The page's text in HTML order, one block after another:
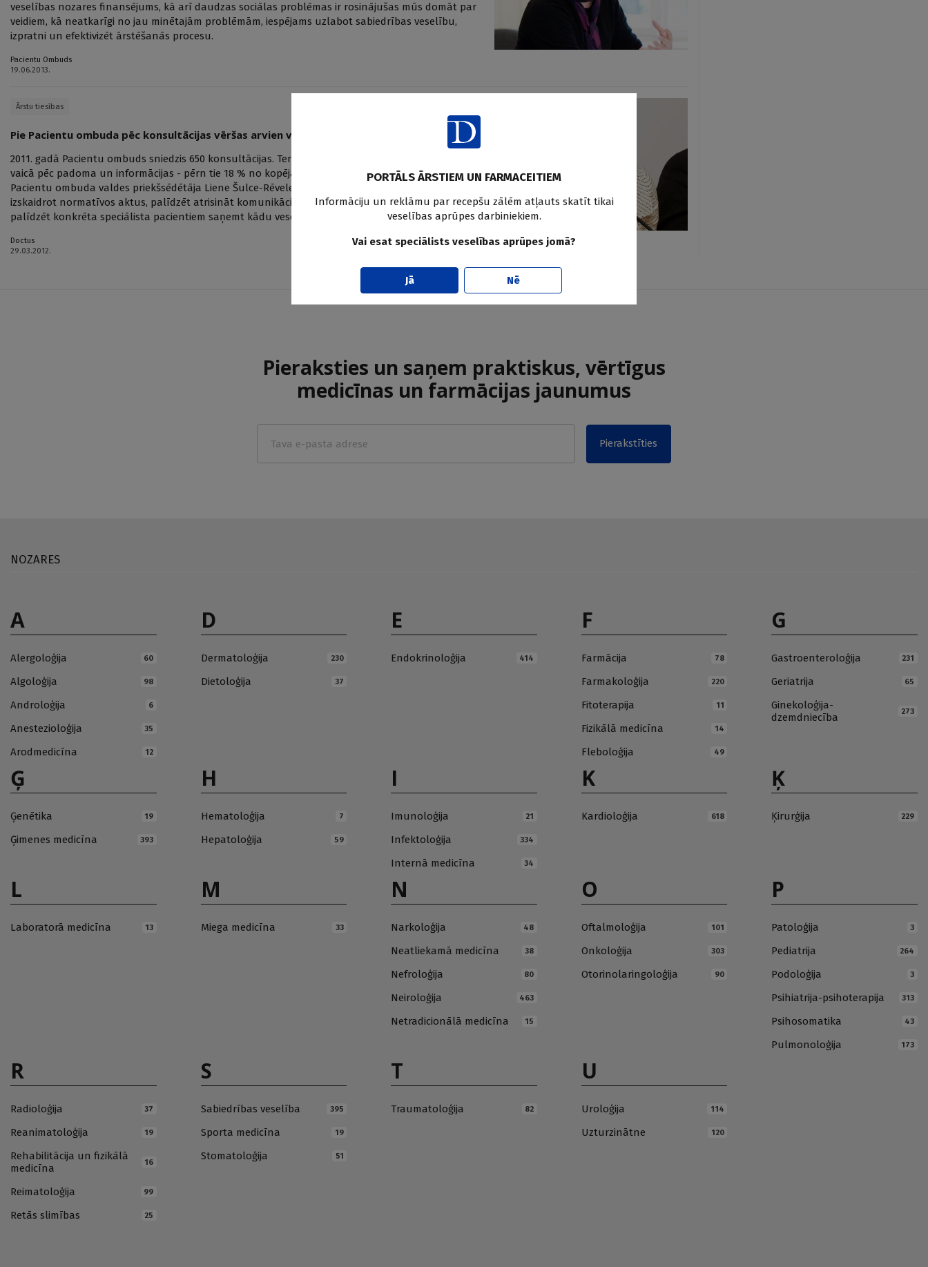
veselības nozares finansējums, kā arī daudzas sociālas problēmas ir rosinājušas mūs domāt par
veidiem, kā neatkarīgi no jau minētajām problēmām, iespējams uzlabot sabiedrības veselību,
izpratni un efektivizēt ārstēšanās procesu.
Pacientu Ombuds
19.06.2013.
Ārstu tiesības
Pie Pacientu ombuda pēc konsultācijas vēršas arvien vairāk mediķu
2011. gadā Pacientu ombuds sniedzis 650 konsultācijas. Tendence rāda, ka arvien vairāk mediķu
vaicā pēc padoma un informācijas - pērn tie 18 % no kopējā konsultāciju saņēmēju skaita.
Pacientu ombuda valdes priekšsēdētāja Liene Šulce-Rēvele stāsta, ka mediķi pārsvarā lūdz
izskaidrot normatīvos aktus, palīdzēt atrisināt komunikācijas problēmas ar pacientu, vai arī
palīdzēt konkrēta speciālista pacientiem saņemt kādu veselības aprūpes pakalpojumu.
Doctus
29.03.2012.
Pieraksties un saņem praktiskus, vērtīgus
medicīnas un farmācijas jaunumus
Pierakstīties
NOZARES
A
Alergoloģija 60
Algoloģija 98
Androloģija 6
Anestezioloģija 35
Arodmedicīna 12
D
Dermatoloģija 230
Dietoloģija 37
E
Endokrinoloģija 414
F
Farmācija 78
Farmakoloģija 220
Fitoterapija 11
Fizikālā medicīna 14
Fleboloģija 49
G
Gastroenteroloģija 231
Geriatrija 65
Ginekoloģija-
dzemdniecība
273
Ģ
Ģenētika 19
Ģimenes medicīna 393
H
Hematoloģija 7
Hepatoloģija 59
I
Imunoloģija 21
Infektoloģija 334
Internā medicīna 34
K
Kardioloģija 618
Ķ
Ķirurģija 229
L
Laboratorā medicīna 13
M
Miega medicīna 33
N
Narkoloģija 48
Neatliekamā medicīna 38
Nefroloģija 80
Neiroloģija 463
Netradicionālā medicīna 15
O
Oftalmoloģija 101
Onkoloģija 303
Otorinolaringoloģija 90
P
Patoloģija 3
Pediatrija 264
Podoloģija 3
Psihiatrija-psihoterapija 313
Psihosomatika 43
Pulmonoloģija 173
R
Radioloģija 37
Reanimatoloģija 19
Rehabilitācija un fizikālā
medicīna
16
Reimatoloģija 99
Retās slimības 25
S
Sabiedrības veselība 395
Sporta medicīna 19
Stomatoloģija 51
T
Traumatoloģija 82
U
Uroloģija 114
Uzturzinātne 120
PORTĀLS ĀRSTIEM UN FARMACEITIEM
Informāciju un reklāmu par recepšu zālēm atļauts skatīt tikai
veselības aprūpes darbiniekiem.
Vai esat speciālists veselības aprūpes jomā?
Jā Nē